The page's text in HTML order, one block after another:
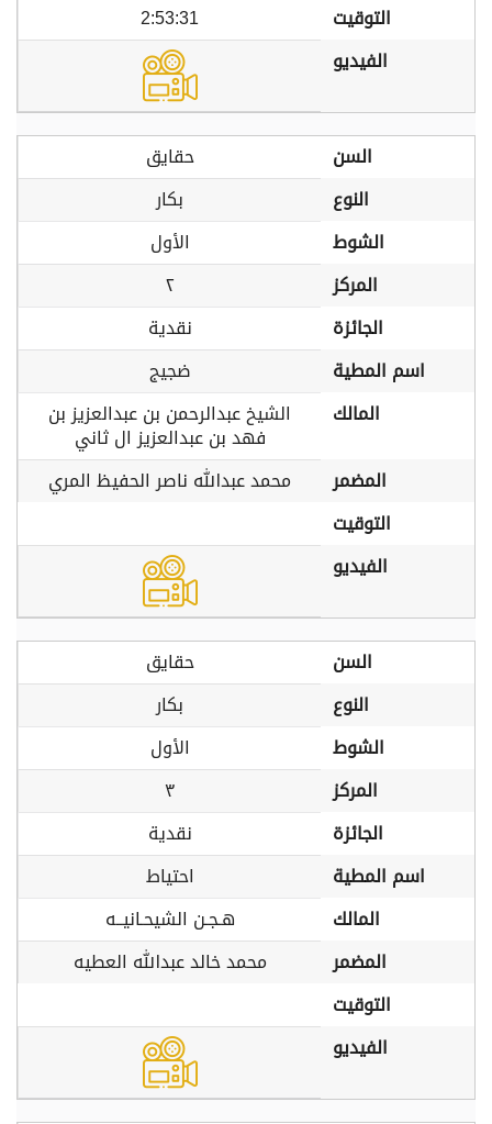
التوقيت
2:53:31
الفيديو
السن
حقايق
النوع
بكار
الشوط
الأول
المركز
٢
الجائزة
نقدية
اسم المطية
ضجيج
المالك
الشيخ عبدالرحمن بن عبدالعزيز بن
فهد بن عبدالعزيز ال ثاني
المضمر
محمد عبدالله ناصر الحفيظ المري
التوقيت
الفيديو
السن
حقايق
النوع
بكار
الشوط
الأول
المركز
٣
الجائزة
نقدية
اسم المطية
احتياط
المالك
هـجـن الشيحـانيــه
المضمر
محمد خالد عبدالله العطيه
التوقيت
الفيديو